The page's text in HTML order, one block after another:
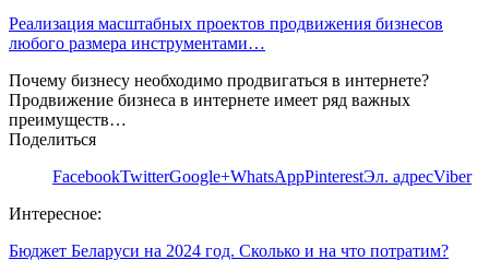
Реализация масштабных проектов продвижения бизнесов
любого размера инструментами…
Почему бизнесу необходимо продвигаться в интернете?
Продвижение бизнеса в интернете имеет ряд важных
преимуществ…
Поделиться
FacebookTwitterGoogle+WhatsAppPinterestЭл. адресViber
Интересное:
Бюджет Беларуси на 2024 год. Сколько и на что потратим?